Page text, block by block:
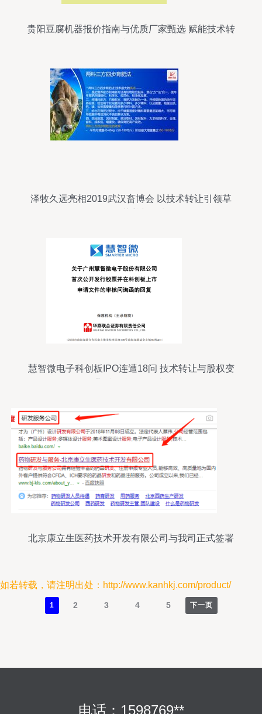
贵阳豆腐机器报价指南与优质厂家甄选 赋能技术转
泽牧久远亮相2019武汉畜博会 以技术转让引领草
慧智微电子科创板IPO连遭18问 技术转让与股权变
北京康立生医药技术开发有限公司与我司正式签署
如若转载，请注明出处：http://www.kanhkj.com/product/
1 2 3 4 5 下一页
电话：1598769**